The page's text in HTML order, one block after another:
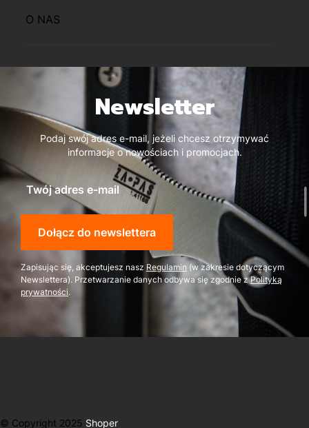
O NAS
Newsletter
Podaj swój adres e-mail, jeżeli chcesz otrzymywać
informacje o nowościach i promocjach.
Twój adres e-mail
Dołącz do newslettera
Zapisując się, akceptujesz nasz Regulamin (w zakresie dotyczącym
Newslettera). Przetwarzanie danych odbywa się zgodnie zPolityką
prywatności.
© Copyright 2025 Shoper